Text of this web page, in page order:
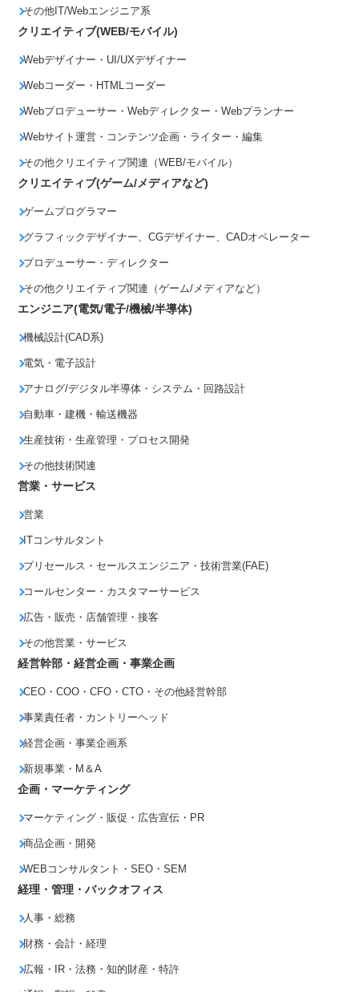
その他IT/Webエンジニア系
クリエイティブ(WEB/モバイル)
Webデザイナー・UI/UXデザイナー
Webコーダー・HTMLコーダー
Webプロデューサー・Webディレクター・Webプランナー
Webサイト運営・コンテンツ企画・ライター・編集
その他クリエイティブ関連（WEB/モバイル）
クリエイティブ(ゲーム/メディアなど)
ゲームプログラマー
グラフィックデザイナー、CGデザイナー、CADオペレーター
プロデューサー・ディレクター
その他クリエイティブ関連（ゲーム/メディアなど）
エンジニア(電気/電子/機械/半導体)
機械設計(CAD系)
電気・電子設計
アナログ/デジタル半導体・システム・回路設計
自動車・建機・輸送機器
生産技術・生産管理・プロセス開発
その他技術関連
営業・サービス
営業
ITコンサルタント
プリセールス・セールスエンジニア・技術営業(FAE)
コールセンター・カスタマーサービス
広告・販売・店舗管理・接客
その他営業・サービス
経営幹部・経営企画・事業企画
CEO・COO・CFO・CTO・その他経営幹部
事業責任者・カントリーヘッド
経営企画・事業企画系
新規事業・M＆A
企画・マーケティング
マーケティング・販促・広告宣伝・PR
商品企画・開発
WEBコンサルタント・SEO・SEM
経理・管理・バックオフィス
人事・総務
財務・会計・経理
広報・IR・法務・知的財産・特許